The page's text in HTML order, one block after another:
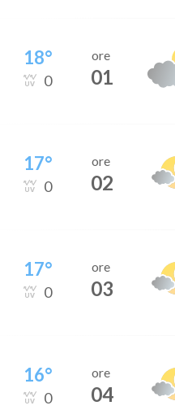
18°
0
ore
01
17°
0
ore
02
17°
0
ore
03
16°
0
ore
04